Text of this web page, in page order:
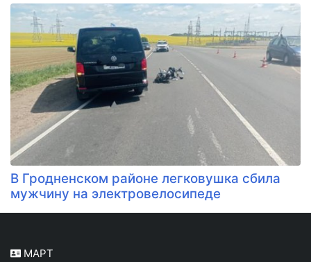
В Гродненском районе легковушка сбила
мужчину на электровелосипеде
МАРТ